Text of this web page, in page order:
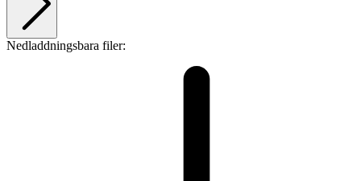
Nedladdningsbara filer: